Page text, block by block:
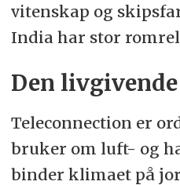
vitenskap og
India har stor
Den
Teleconnection er
bruker om luft- og
binder klimaet på